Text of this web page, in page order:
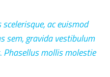
ac euismod
sem, gravida vestibulum
mollis molestie